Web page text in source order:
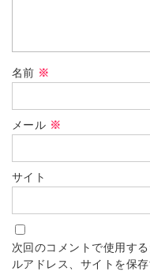
名前 ※
メール ※
サイト
次回のコメントで使用す
ルアドレス、サイトを保存